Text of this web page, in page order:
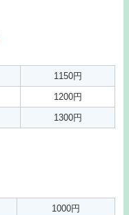
1150円
1200円
1300円
1000円